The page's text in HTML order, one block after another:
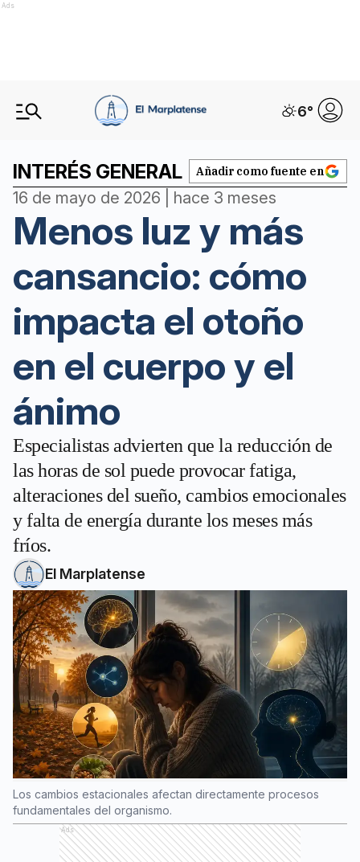
Ads
6°
INTERÉS GENERAL Añadir como fuente en
16 de mayo de 2026 | hace 3 meses
Menos luz y más
cansancio: cómo
impacta el otoño
en el cuerpo y el
ánimo
Especialistas advierten que la reducción de
las horas de sol puede provocar fatiga,
alteraciones del sueño, cambios emocionales
y falta de energía durante los meses más
fríos.
El Marplatense
Los cambios estacionales afectan directamente procesos
fundamentales del organismo.
Ads